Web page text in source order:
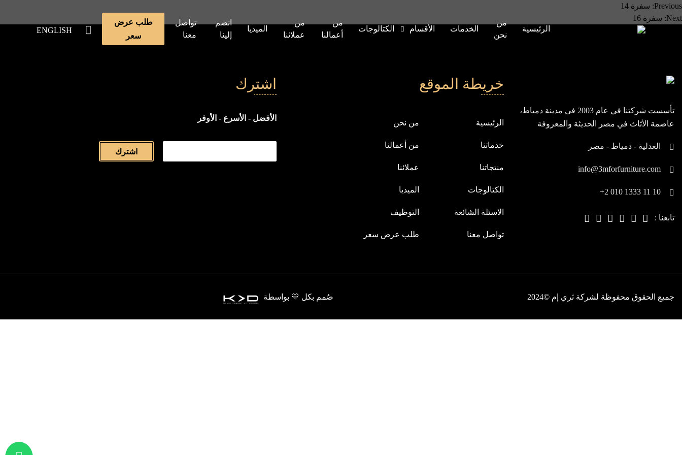
الرئيسية
من
نحن
الخدمات الأقسام الكتالوجات
من
أعمالنا
من
عملائنا
الميديا
انضم
إلينا
تواصل
معنا
طلب عرض
سعر
ENGLISH
تصفّح
المقالات
Previous: سفرة 14
Next: سفرة 16
تأسست شركتنا في عام 2003 في مدينة دمياط،
عاصمة الأثاث في مصر الحديثة والمعروفة
لنكون في مقدمة الشركات العالمية
العدلية - دمياط - مصر
info@3mforfurniture.com
+2 010 1333 11 10
تابعنا :
خريطة الموقع
الرئيسية من نحن
خدماتنا من أعمالنا
منتجاتنا عملائنا
الكتالوجات الميديا
الاسئلة الشائعة التوظيف
تواصل معنا طلب عرض سعر
اشترك
الأفضل - الأسرع - الأوفر
اشترك
جميع الحقوق محفوظة لشركة ثري إم ©2024 صُمم بكل 💛 بواسطة